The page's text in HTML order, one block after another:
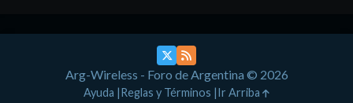
Arg-Wireless - Foro de Argentina © 2026
Ayuda Reglas y Términos Ir Arriba